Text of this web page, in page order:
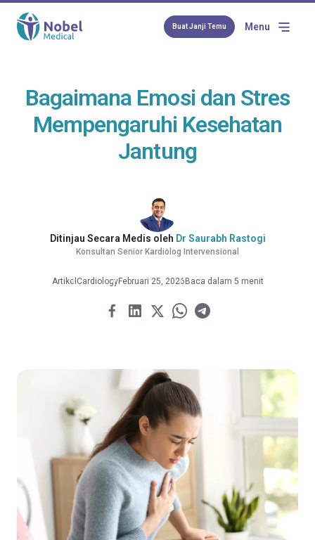
Buat Janji Temu Menu
Bagaimana Emosi dan Stres
Mempengaruhi Kesehatan
Jantung
Ditinjau Secara Medis oleh Dr Saurabh Rastogi
Konsultan Senior Kardiolog Intervensional
Artikel CardiologyFebruari 25, 2026 Baca dalam 5 menit